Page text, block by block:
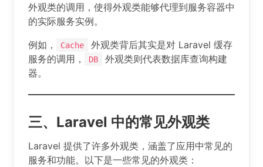
外观类的调用，使得外观类能够代理到服务容器中
的实际服务实例。
例如，
Cache
外观类背后其实是对 Laravel 缓存
服务的调用，
DB
外观类则代表数据库查询构建
器。
三、Laravel 中的常见外观类
Laravel 提供了许多外观类，涵盖了应用中常见的
服务和功能。以下是一些常见的外观类：